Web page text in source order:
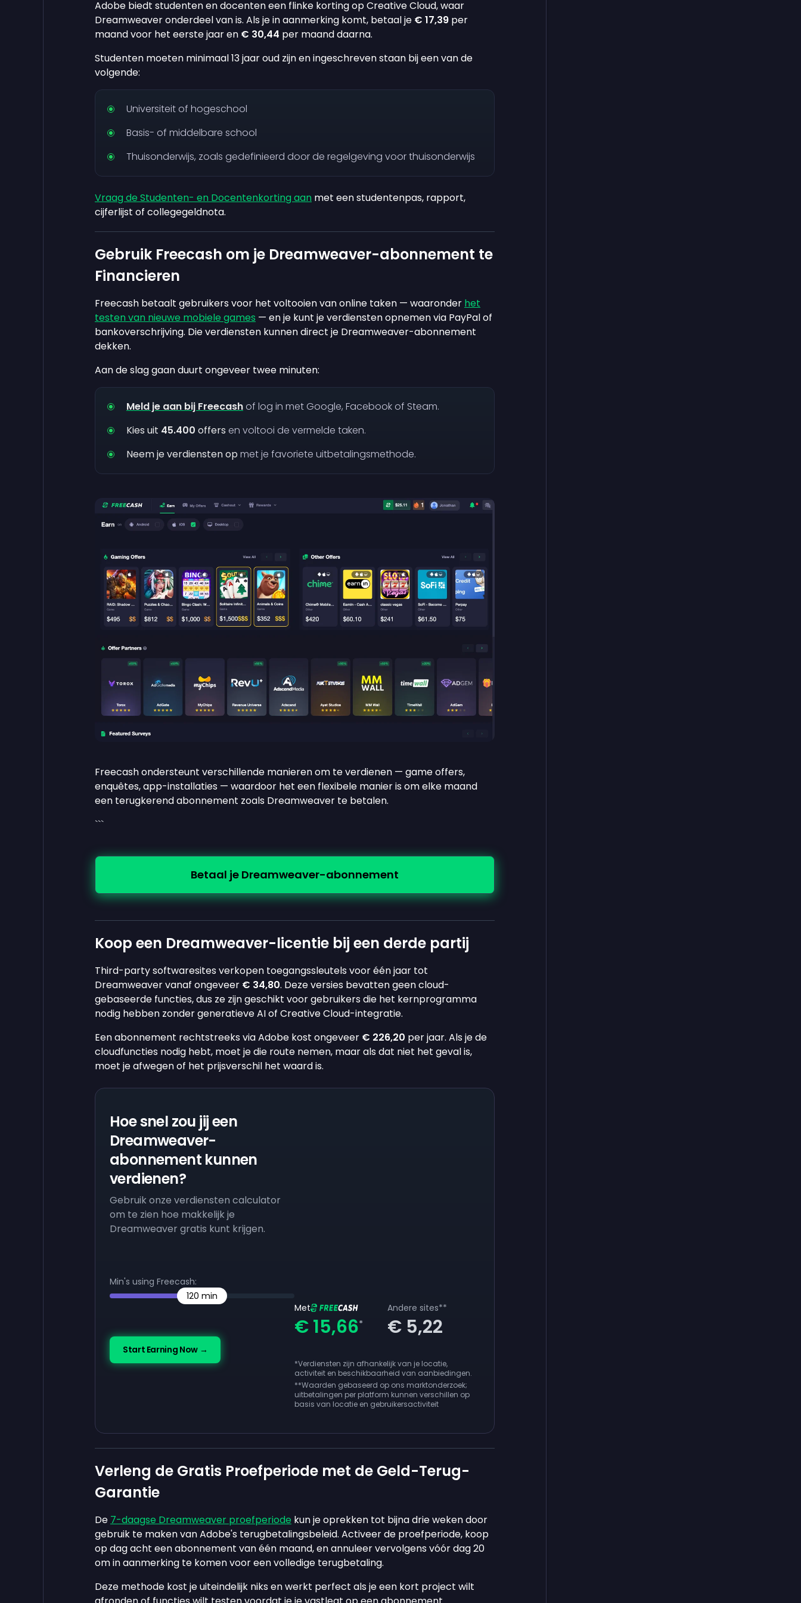
Adobe biedt studenten en docenten een flinke korting op Creative Cloud, waar
Dreamweaver onderdeel van is. Als je in aanmerking komt, betaal je € 17,39 per
maand voor het eerste jaar en € 30,44 per maand daarna.
Studenten moeten minimaal 13 jaar oud zijn en ingeschreven staan bij een van de
volgende:
Universiteit of hogeschool
Basis- of middelbare school
Thuisonderwijs, zoals gedefinieerd door de regelgeving voor thuisonderwijs
Vraag de Studenten- en Docentenkorting aan met een studentenpas, rapport,
cijferlijst of collegegeldnota.
Gebruik Freecash om je Dreamweaver-abonnement te
Financieren
Freecash betaalt gebruikers voor het voltooien van online taken — waaronder het
testen van nieuwe mobiele games — en je kunt je verdiensten opnemen via PayPal of
bankoverschrijving. Die verdiensten kunnen direct je Dreamweaver-abonnement
dekken.
Aan de slag gaan duurt ongeveer twee minuten:
Meld je aan bij Freecash of log in met Google, Facebook of Steam.
Kies uit 45.400 offers en voltooi de vermelde taken.
Neem je verdiensten op met je favoriete uitbetalingsmethode.
Freecash ondersteunt verschillende manieren om te verdienen — game offers,
enquêtes, app-installaties — waardoor het een flexibele manier is om elke maand
een terugkerend abonnement zoals Dreamweaver te betalen.
```
Betaal je Dreamweaver-abonnement
Koop een Dreamweaver-licentie bij een derde partij
Third-party softwaresites verkopen toegangssleutels voor één jaar tot
Dreamweaver vanaf ongeveer € 34,80. Deze versies bevatten geen cloud-
gebaseerde functies, dus ze zijn geschikt voor gebruikers die het kernprogramma
nodig hebben zonder generatieve AI of Creative Cloud-integratie.
Een abonnement rechtstreeks via Adobe kost ongeveer € 226,20 per jaar. Als je de
cloudfuncties nodig hebt, moet je die route nemen, maar als dat niet het geval is,
moet je afwegen of het prijsverschil het waard is.
Hoe snel zou jij een
Dreamweaver-
abonnement kunnen
verdienen?
Gebruik onze verdiensten calculator
om te zien hoe makkelijk je
Dreamweaver gratis kunt krijgen.
Min's using Freecash:
120 min
Start Earning Now →
Met
€ 15,66*
Andere sites**
€ 5,22
*Verdiensten zijn afhankelijk van je locatie,
activiteit en beschikbaarheid van aanbiedingen.
**Waarden gebaseerd op ons marktonderzoek;
uitbetalingen per platform kunnen verschillen op
basis van locatie en gebruikersactiviteit
Verleng de Gratis Proefperiode met de Geld-Terug-
Garantie
De 7-daagse Dreamweaver proefperiode kun je oprekken tot bijna drie weken door
gebruik te maken van Adobe's terugbetalingsbeleid. Activeer de proefperiode, koop
op dag acht een abonnement van één maand, en annuleer vervolgens vóór dag 20
om in aanmerking te komen voor een volledige terugbetaling.
Deze methode kost je uiteindelijk niks en werkt perfect als je een kort project wilt